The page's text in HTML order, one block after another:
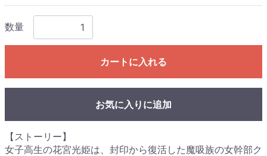
数量
カートに入れる
お気に入りに追加
【ストーリー】
女子高生の花宮光姫は、封印から復活した魔吸族の女幹部ク